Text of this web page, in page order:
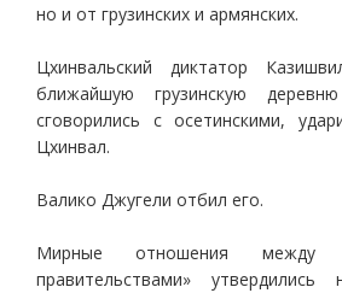
но и от грузинских и армянских.
Цхинвальский диктатор
ближайшую грузинскую
сговорились с осетинскими,
Цхинвал.
Валико Джугели отбил его.
Мирные отношения между
правительствами» утвердились